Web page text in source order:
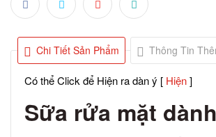
Chi Tiết Sản Phẩm Thông Tin
Có thể Click để Hiện ra dàn ý [ Hiện]
Sữa rửa mặt